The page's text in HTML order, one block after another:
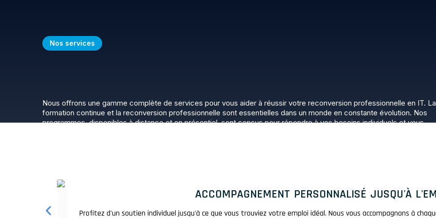
Nos services
Nous offrons une gamme complète de services pour vous aider à réussir votre reconversion professionnelle en IT. La
formation continue et la reconversion professionnelle sont essentielles dans un monde en constante évolution. Nos
programmes, disponibles à distance et en présentiel, sont conçus pour répondre à vos besoins individuels et vous
ACCOMPAGNEMENT PERSONNALISÉ JUSQU'À
Profitez d'un soutien individuel jusqu'à ce que vous trouviez votre emploi idéal. Nous vous accompagnons à